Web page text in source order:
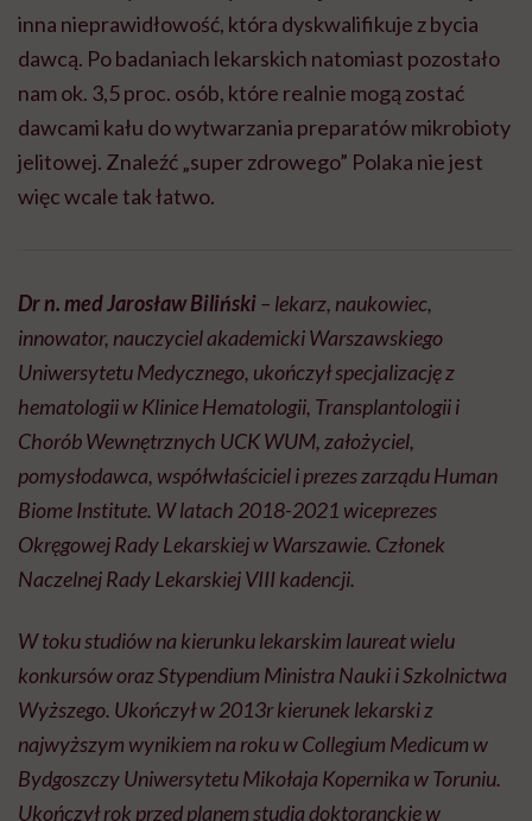
inna nieprawidłowość, która dyskwalifikuje z bycia
dawcą. Po badaniach lekarskich natomiast pozostało
nam ok. 3,5 proc. osób, które realnie mogą zostać
dawcami kału do wytwarzania preparatów mikrobioty
jelitowej. Znaleźć „super zdrowego” Polaka nie jest
więc wcale tak łatwo.
Dr n. med Jarosław Biliński– lekarz, naukowiec,
innowator, nauczyciel akademicki Warszawskiego
Uniwersytetu Medycznego, ukończył specjalizację z
hematologii w Klinice Hematologii, Transplantologii i
Chorób Wewnętrznych UCK WUM, założyciel,
pomysłodawca, współwłaściciel i prezes zarządu Human
Biome Institute. W latach 2018-2021 wiceprezes
Okręgowej Rady Lekarskiej w Warszawie. Członek
Naczelnej Rady Lekarskiej VIII kadencji.
W toku studiów na kierunku lekarskim laureat wielu
konkursów oraz Stypendium Ministra Nauki i Szkolnictwa
Wyższego. Ukończył w 2013r kierunek lekarski z
najwyższym wynikiem na roku w Collegium Medicum w
Bydgoszczy Uniwersytetu Mikołaja Kopernika w Toruniu.
Ukończył rok przed planem studia doktoranckie w